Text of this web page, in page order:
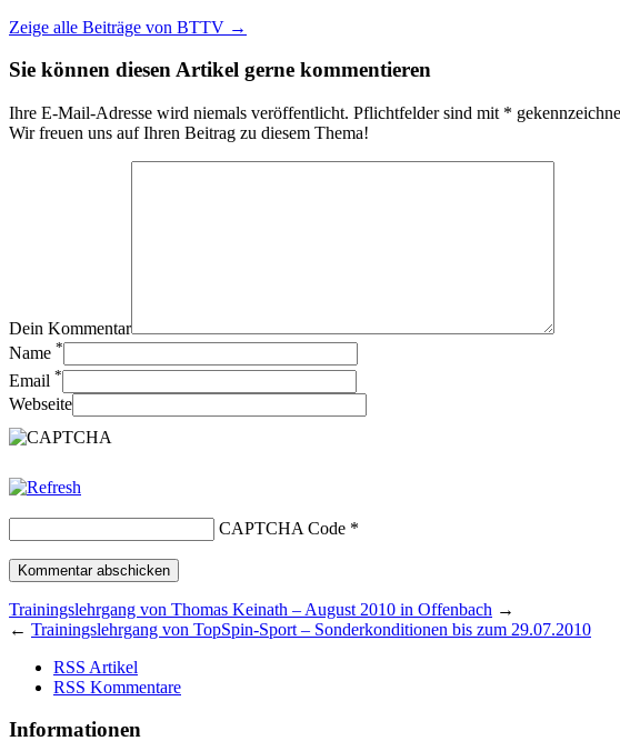
Zeige alle Beiträge von BTTV →
Sie können diesen Artikel gerne kommentieren
Ihre E-Mail-Adresse wird niemals veröffentlicht. Pflichtfelder sind mit *
Wir freuen uns auf Ihren Beitrag zu diesem Thema!
Dein Kommentar
Name *
Email *
Webseite
CAPTCHA Code *
Trainingslehrgang von Thomas Keinath – August 2010 in Offenbach →
← Trainingslehrgang von TopSpin-Sport – Sonderkonditionen bis zum 29.07.2010
RSS Artikel
RSS Kommentare
Informationen